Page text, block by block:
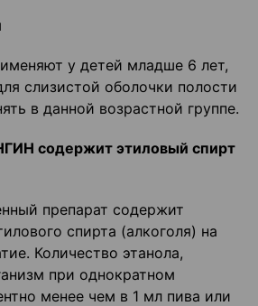
у детей младше 6 лет,
слизистой оболочки полости
в данной возрастной группе.
содержит этиловый спирт
препарат содержит
спирта (алкоголя) на
Количество этанола,
при однократном
менее чем в 1 мл пива или